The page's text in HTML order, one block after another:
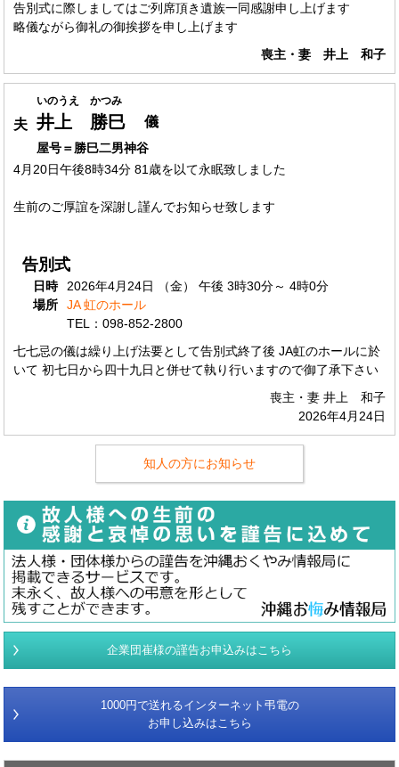
告別式に際しましてはご列席頂き遺族一同感謝申し上げます
略儀ながら御礼の御挨拶を申し上げます
喪主・妻 井上 和子
いのうえ かつみ
夫 井上 勝巳 儀
屋号＝勝巳二男神谷
4月20日午後8時34分 81歳を以て永眠致しました
生前のご厚誼を深謝し謹んでお知らせ致します
告別式
日時
2026年4月24日 （金） 午後 3時30分～ 4時0分
場所
JA 虹のホール
TEL：098-852-2800
七七忌の儀は繰り上げ法要として告別式終了後 JA虹のホールに於
いて 初七日から四十九日と併せて執り行いますので御了承下さい
喪主・妻 井上 和子
2026年4月24日
知人の方にお知らせ
企業団崔様の謹告お申込みはこちら
1000円で送れるインターネット弔電の
お申し込みはこちら